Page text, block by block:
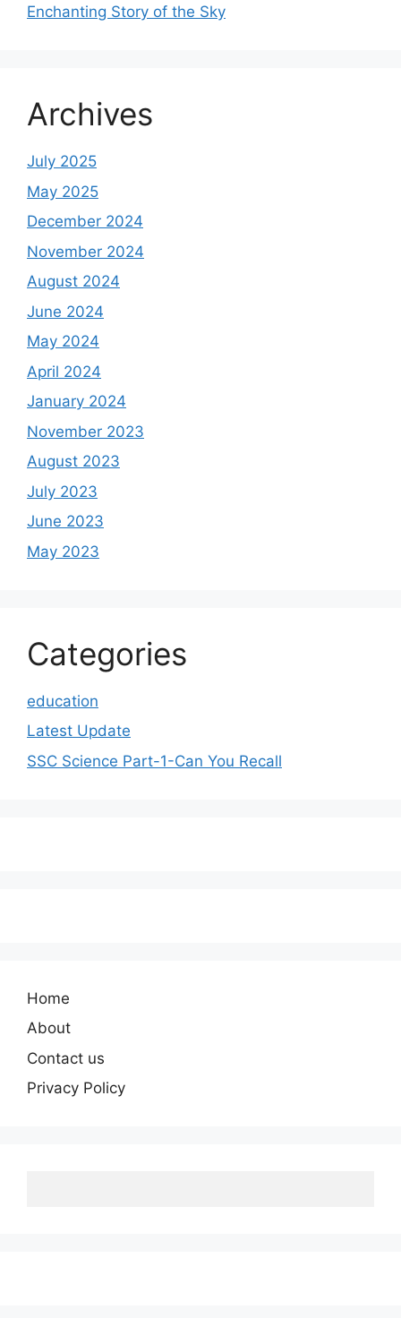
Enchanting Story of the Sky
Archives
July 2025
May 2025
December 2024
November 2024
August 2024
June 2024
May 2024
April 2024
January 2024
November 2023
August 2023
July 2023
June 2023
May 2023
Categories
education
Latest Update
SSC Science Part-1-Can You Recall
Home
About
Contact us
Privacy Policy